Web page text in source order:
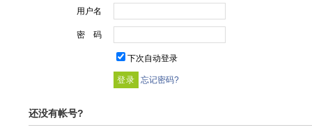
用户名
密 码
下次自动登录
忘记密码?
还没有帐号?